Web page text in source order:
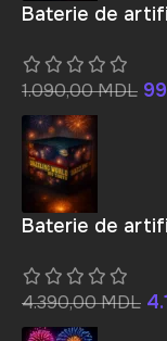
Baterie de
1.090,00MDL
Baterie de
4.390,00MDL